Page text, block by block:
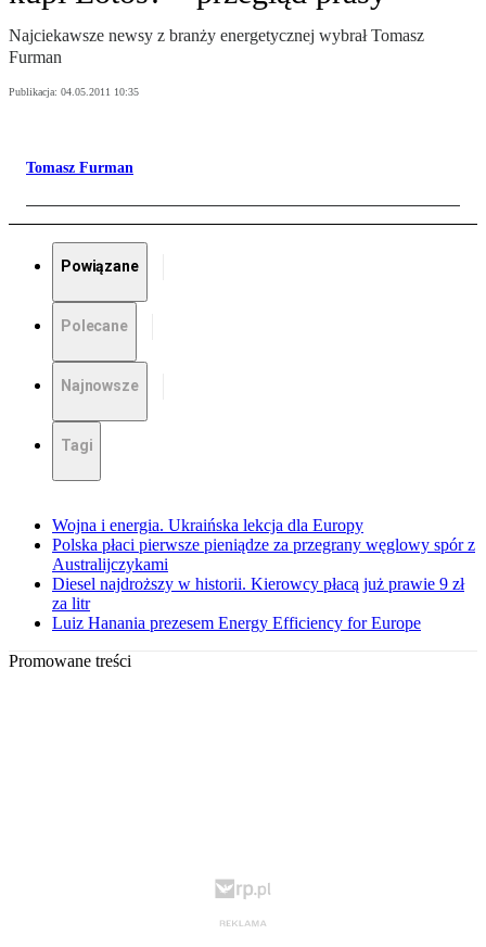
Najciekawsze newsy z branży energetycznej wybrał Tomasz
Furman
Publikacja: 04.05.2011 10:35
Tomasz Furman
Powiązane
Polecane
Najnowsze
Tagi
Wojna i energia. Ukraińska lekcja dla Europy
Polska płaci pierwsze pieniądze za przegrany węglowy spór z
Australijczykami
Diesel najdroższy w historii. Kierowcy płacą już prawie 9 zł
za litr
Luiz Hanania prezesem Energy Efficiency for Europe
Promowane treści